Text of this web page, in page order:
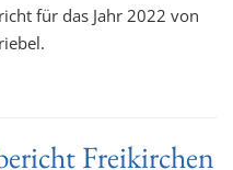
für das Jahr 2022 von
Freikirchen